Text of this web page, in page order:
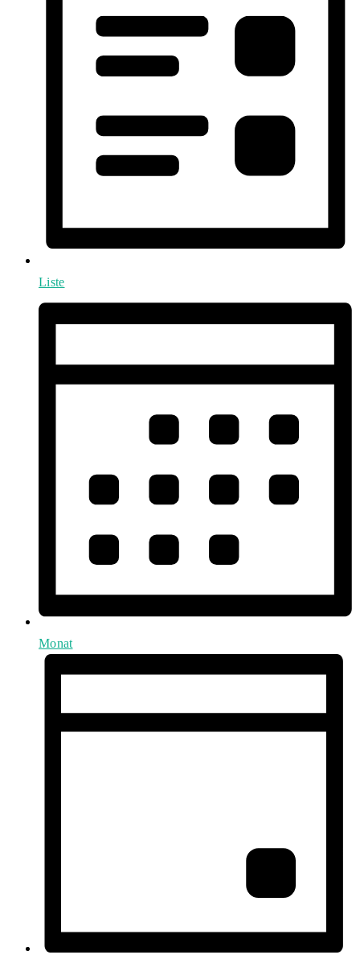
Liste
Monat